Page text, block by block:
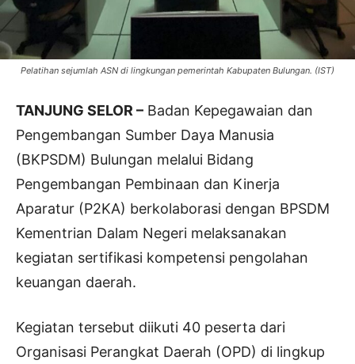
Pelatihan sejumlah ASN di lingkungan pemerintah Kabupaten Bulungan. (IST)
TANJUNG SELOR – Badan Kepegawaian dan
Pengembangan Sumber Daya Manusia
(BKPSDM) Bulungan melalui Bidang
Pengembangan Pembinaan dan Kinerja
Aparatur (P2KA) berkolaborasi dengan BPSDM
Kementrian Dalam Negeri melaksanakan
kegiatan sertifikasi kompetensi pengolahan
keuangan daerah.
Kegiatan tersebut diikuti 40 peserta dari
Organisasi Perangkat Daerah (OPD) di lingkup